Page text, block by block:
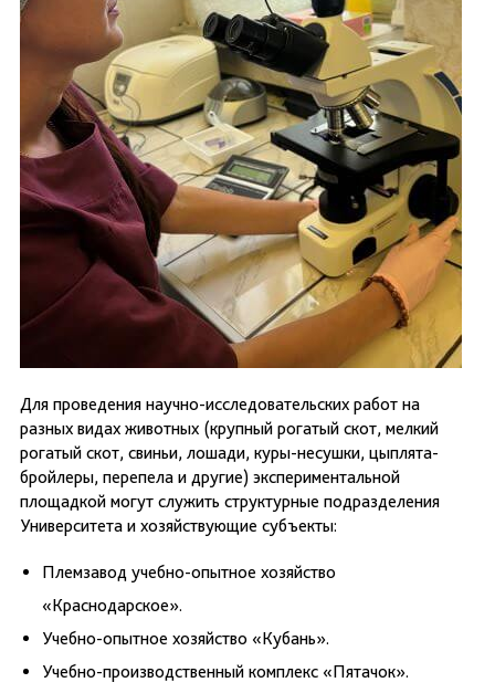
Для проведения научно-исследовательских работ на
разных видах животных (крупный рогатый скот, мелкий
рогатый скот, свиньи, лошади, куры-несушки, цыплята-
бройлеры, перепела и другие) экспериментальной
площадкой могут служить структурные подразделения
Университета и хозяйствующие субъекты:
Племзавод учебно-опытное хозяйство
«Краснодарское».
Учебно-опытное хозяйство «Кубань».
Учебно-производственный комплекс «Пятачок».